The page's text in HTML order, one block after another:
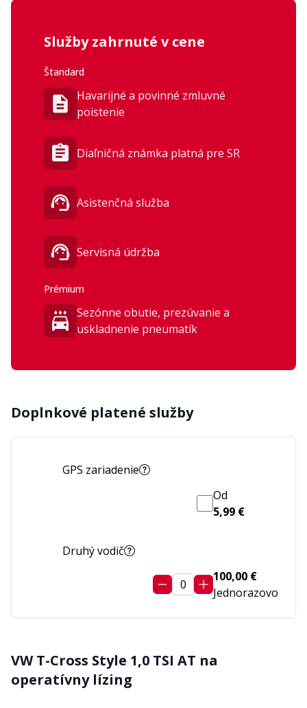
Služby zahrnuté v cene
Štandard
Havarijné a povinné zmluvné
poistenie
Diaľničná známka platná pre SR
Asistenčná služba
Servisná údržba
Prémium
Sezónne obutie, prezúvanie a
uskladnenie pneumatík
Doplnkové platené služby
GPS zariadenie
Od
5,99 €
Druhý vodič
0
100,00 €
Jednorazovo
VW T-Cross Style 1,0 TSI AT na
operatívny lízing